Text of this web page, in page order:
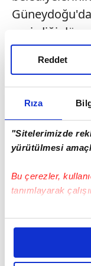
Rıza
"Sitelerimizde
yürütülmesi
Bu çerezler,
tanımlayarak
Bu çerezlere izin
daha iyi reklam
amacımızın size
Reddet
çevirdiği
Türkiye
getirmişti.
iddia etmişti.